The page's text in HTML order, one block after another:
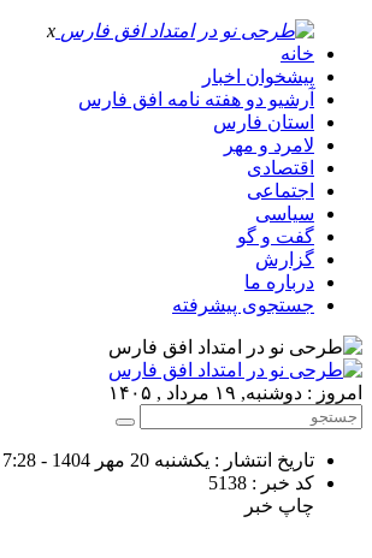
x
خانه
پیشخوان اخبار
آرشیو دو هفته نامه افق فارس
استان فارس
لامرد و مهر
اقتصادی
اجتماعی
سیاسی
گفت و گو
گزارش
درباره ما
جستجوی پیشرفته
امروز : دوشنبه, ۱۹ مرداد , ۱۴۰۵
تاریخ انتشار : یکشنبه 20 مهر 1404 - 7:28
کد خبر : 5138
چاپ خبر